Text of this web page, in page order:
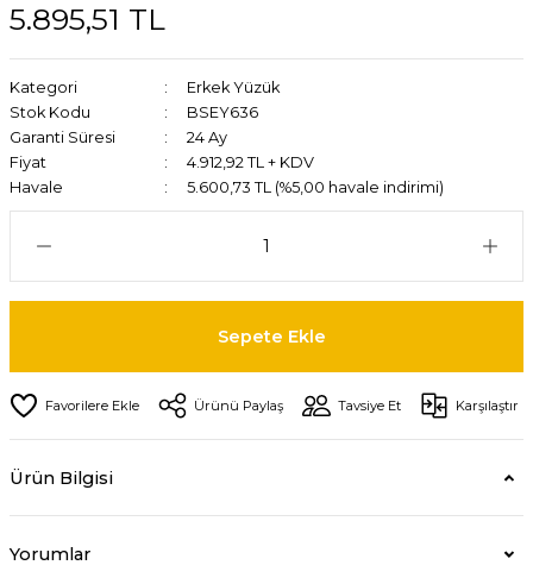
5.895,51 TL
Kategori
Erkek Yüzük
Stok Kodu
BSEY636
Garanti Süresi
24 Ay
Fiyat
4.912,92 TL + KDV
Havale
5.600,73 TL (%5,00 havale indirimi)
Sepete Ekle
Ürünü Paylaş Tavsiye Et Karşılaştır
Ürün Bilgisi
Yorumlar